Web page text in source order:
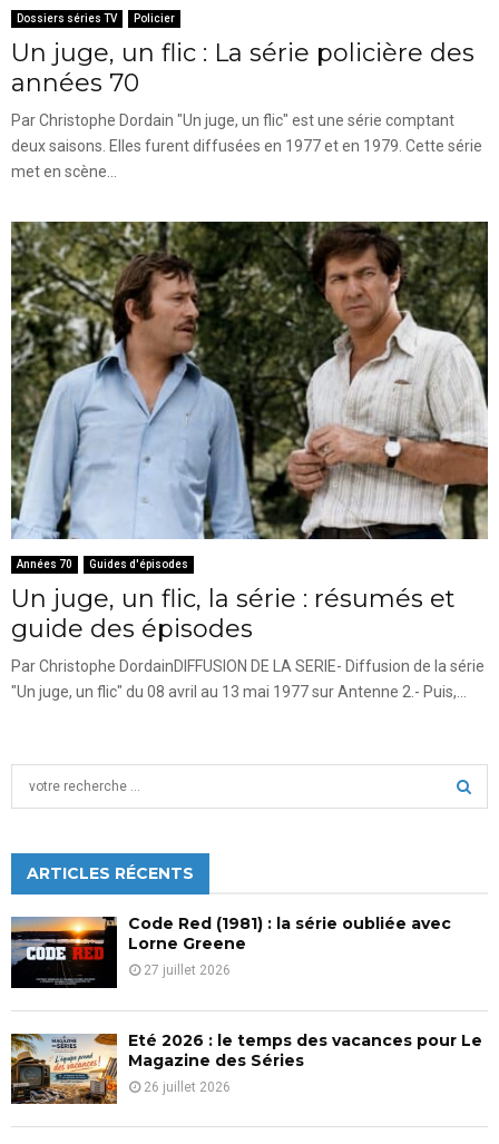
Dossiers séries TV Policier
Un juge, un flic : La série policière des
années 70
Par Christophe Dordain "Un juge, un flic" est une série comptant
deux saisons. Elles furent diffusées en 1977 et en 1979. Cette série
met en scène...
Années 70 Guides d'épisodes
Un juge, un flic, la série : résumés et
guide des épisodes
Par Christophe DordainDIFFUSION DE LA SERIE- Diffusion de la série
"Un juge, un flic" du 08 avril au 13 mai 1977 sur Antenne 2.- Puis,...
h
f
o
r
:
C
ARTICLES RÉCENTS
Code Red (1981) : la série oubliée avec
Lorne Greene
27 juillet 2026
Eté 2026 : le temps des vacances pour Le
Magazine des Séries
26 juillet 2026